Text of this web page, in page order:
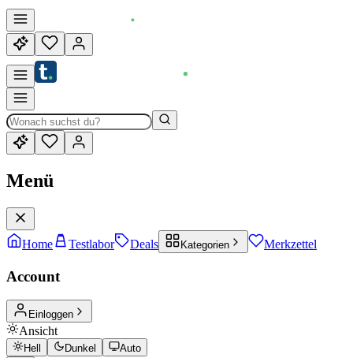
Menü
Home Testlabor Deals Kategorien Merkzettel
Account
Einloggen
Ansicht
Hell Dunkel Auto